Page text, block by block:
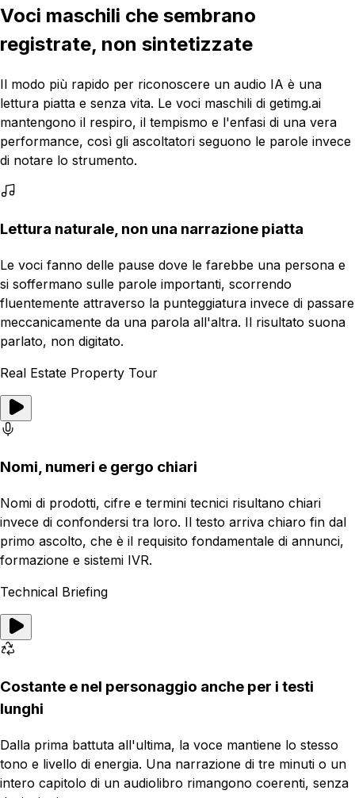
Voci maschili che sembrano
registrate, non sintetizzate
Il modo più rapido per riconoscere un audio IA è una
lettura piatta e senza vita. Le voci maschili di getimg.ai
mantengono il respiro, il tempismo e l'enfasi di una vera
performance, così gli ascoltatori seguono le parole invece
di notare lo strumento.
Lettura naturale, non una narrazione piatta
Le voci fanno delle pause dove le farebbe una persona e
si soffermano sulle parole importanti, scorrendo
fluentemente attraverso la punteggiatura invece di passare
meccanicamente da una parola all'altra. Il risultato suona
parlato, non digitato.
Real Estate Property Tour
Nomi, numeri e gergo chiari
Nomi di prodotti, cifre e termini tecnici risultano chiari
invece di confondersi tra loro. Il testo arriva chiaro fin dal
primo ascolto, che è il requisito fondamentale di annunci,
formazione e sistemi IVR.
Technical Briefing
Costante e nel personaggio anche per i testi
lunghi
Dalla prima battuta all'ultima, la voce mantiene lo stesso
tono e livello di energia. Una narrazione di tre minuti o un
intero capitolo di un audiolibro rimangono coerenti, senza